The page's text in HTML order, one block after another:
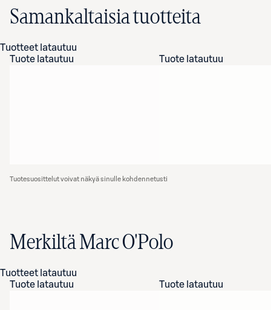
Samankaltaisia tuotteita
Tuotteet latautuu
Tuote latautuu
Tuote latautuu
Tuotesuosittelut voivat näkyä sinulle kohdennetusti
Merkiltä Marc O'Polo
Tuotteet latautuu
Tuote latautuu
Tuote latautuu